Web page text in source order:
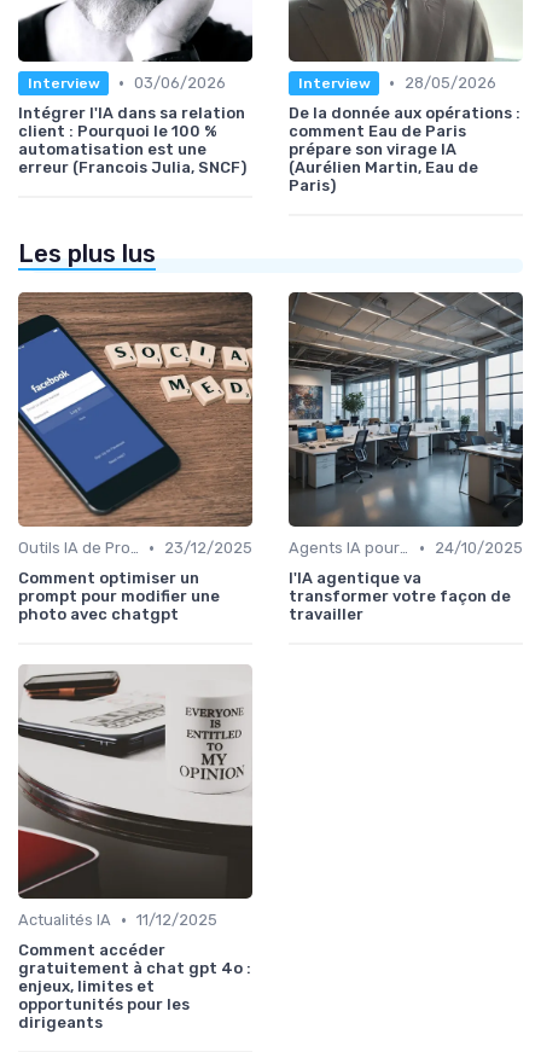
Interview • 03/06/2026
Intégrer l'IA dans sa relation
client : Pourquoi le 100 %
automatisation est une
erreur (Francois Julia, SNCF)
Interview •
28/05/2026
De la donnée aux opérations :
comment Eau de Paris
prépare son virage IA
(Aurélien Martin, Eau de
Paris)
Les plus lus
Outils IA de Productivité •
23/12/2025
Comment optimiser un
prompt pour modifier une
photo avec chatgpt
Agents IA pour les entreprises •
24/10/2025
l'IA agentique va
transformer votre façon de
travailler
Actualités IA • 11/12/2025
Comment accéder
gratuitement à chat gpt 4o :
enjeux, limites et
opportunités pour les
dirigeants